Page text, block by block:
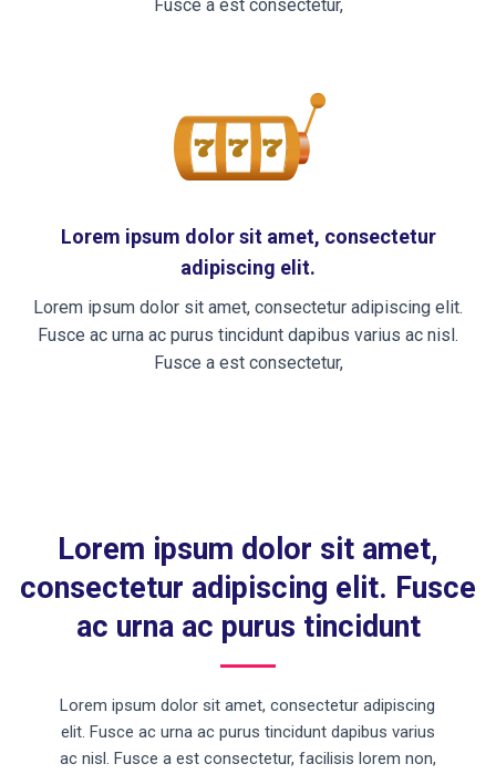
Fusce a est consectetur,
Lorem ipsum dolor sit amet, consectetur
adipiscing elit.
Lorem ipsum dolor sit amet, consectetur adipiscing elit.
Fusce ac urna ac purus tincidunt dapibus varius ac nisl.
Fusce a est consectetur,
Lorem ipsum dolor sit amet,
consectetur adipiscing elit. Fusce
ac urna ac purus tincidunt
Lorem ipsum dolor sit amet, consectetur adipiscing
elit. Fusce ac urna ac purus tincidunt dapibus varius
ac nisl. Fusce a est consectetur, facilisis lorem non,